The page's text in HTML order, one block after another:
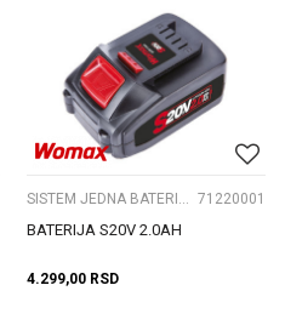
71220001
BATERIJA S20V 2.0AH
4.299,00 RSD